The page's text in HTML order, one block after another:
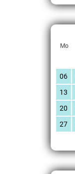
Mo
06
13
20
27